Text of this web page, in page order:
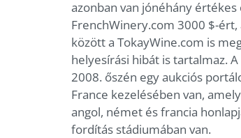
azonban van jónéhány
FrenchWinery.com 3000 $-
között a TokayWine.com is
helyesírási hibát is tartalmaz.
2008. őszén egy aukciós
France kezelésében van,
angol, német és francia
fordítás stádiumában van.